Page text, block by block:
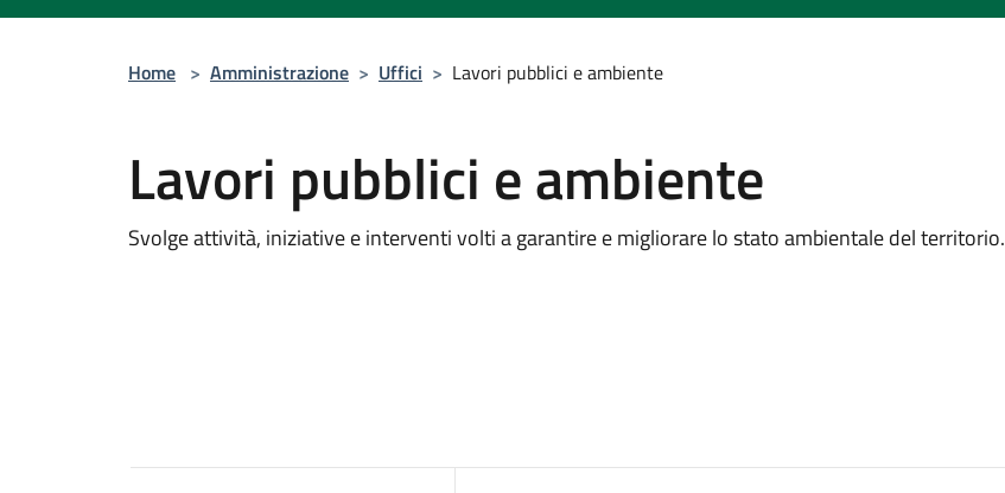
Home > Amministrazione > Uffici > Lavori pubblici e ambiente
Lavori pubblici e ambiente
Svolge attività, iniziative e interventi volti a garantire e migliorare lo stato ambientale del territorio.